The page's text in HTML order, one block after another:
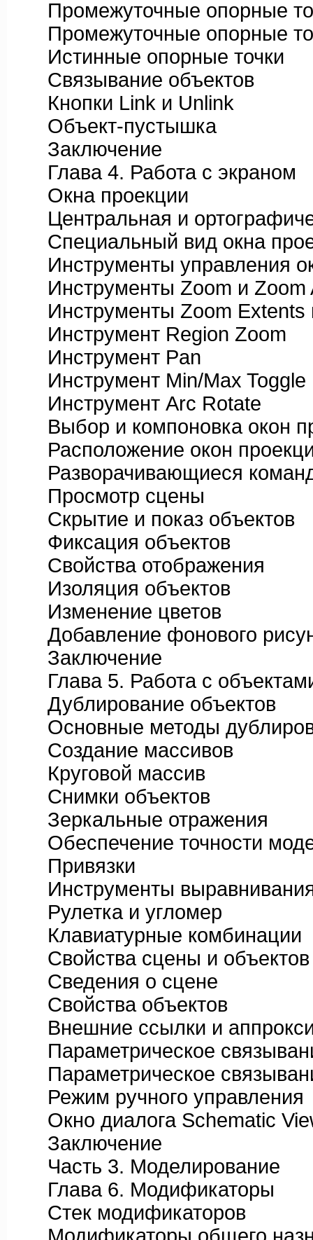
Промежуточные опорные
Промежуточные опорные
Истинные опорные точки
Связывание объектов
Кнопки Link и Unlink
Объект-пустышка
Заключение
Глава 4. Работа с экраном
Окна проекции
Центральная и
Специальный вид окна
Инструменты управления
Инструменты Zoom и Zoom
Инструменты Zoom Extents
Инструмент Region Zoom
Инструмент Pan
Инструмент Min/Max Toggle
Инструмент Arc Rotate
Выбор и компоновка окон
Расположение окон
Разворачивающиеся
Просмотр сцены
Скрытие и показ объектов
Фиксация объектов
Свойства отображения
Изоляция объектов
Изменение цветов
Добавление фонового
Заключение
Глава 5. Работа с
Дублирование объектов
Основные методы
Создание массивов
Круговой массив
Снимки объектов
Зеркальные отражения
Обеспечение точности
Привязки
Инструменты
Рулетка и угломер
Клавиатурные комбинации
Свойства сцены и объектов
Сведения о сцене
Свойства объектов
Внешние ссылки и
Параметрическое
Параметрическое
Режим ручного управления
Окно диалога Schematic
Заключение
Часть 3. Моделирование
Глава 6. Модификаторы
Стек модификаторов